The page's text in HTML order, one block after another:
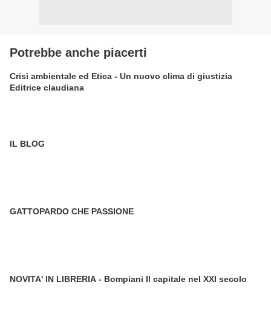
Potrebbe anche piacerti
Crisi ambientale ed Etica - Un nuovo clima di giustizia
Editrice claudiana
IL BLOG
GATTOPARDO CHE PASSIONE
NOVITA' IN LIBRERIA - Bompiani Il capitale nel XXI secolo